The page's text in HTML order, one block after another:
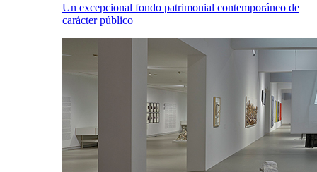
Un excepcional fondo patrimonial contemporáneo de
carácter público